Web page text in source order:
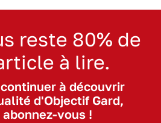
reste 80% de
à lire.
à découvrir
d'Objectif Gard,
abonnez-vous !